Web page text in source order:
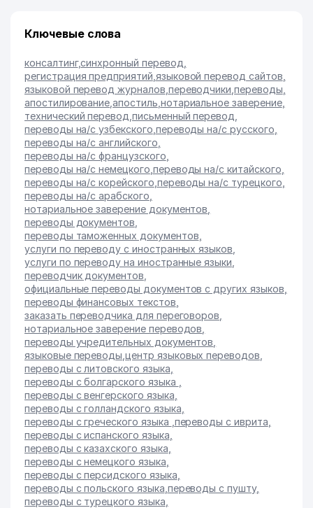
Ключевые слова
консалтинг,синхронный перевод
регистрация предприятий языковой перевод сайтов
языковой перевод журналов переводчики ,переводы
апостилирование ,апостиль нотариальное заверение,
технический перевод ,письменный перевод
переводы на/с узбекского переводы на/с русского
переводы на/с английского
переводы на/с французского
переводы на/с немецкого переводы на/с китайского
переводы на/с корейского переводы на/с турецкого
переводы на/с арабского
нотариальное заверение документов
переводы документов
переводы таможенных документов
услуги по переводу с иностранных языков
услуги по переводу на иностранные языки
переводчик документов
официальные переводы документов с других языков
переводы финансовых текстов
заказать переводчика для переговоров
нотариальное заверение переводов
переводы учредительных документов
языковые переводы ,центр языковых переводов
переводы с литовского языка
переводы с болгарского языка
переводы с венгерского языка
переводы с голландского языка
переводы с греческого языка переводы с иврита
переводы с испанского языка
переводы с казахского языка
переводы с немецкого языка
переводы с персидского языка
переводы с польского языка переводы с пушту,
переводы с турецкого языка